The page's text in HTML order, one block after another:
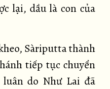
lại, dầu là con của
Sàriputta thành
tiếp tục chuyển
do Như Lai đã